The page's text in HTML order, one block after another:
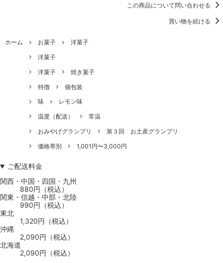
この商品について問い合わせる
買い物を続ける
ホーム お菓子
洋菓子
洋菓子
洋菓子
焼き菓子
特徴
個包装
味
レモン味
温度（配送）
常温
おみやげグランプリ
第３回 お土産グランプリ
価格帯別
1,001円〜3,000円
ご配送料金
関西・中国・四国・九州
880円（税込）
関東・信越・中部・北陸
990円（税込）
東北
1,320円（税込）
沖縄
2,090円（税込）
北海道
2,090円（税込）